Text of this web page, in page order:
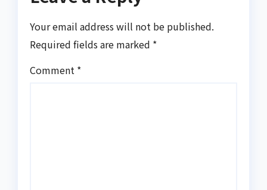
Your email address will not be published.
Required fields are marked *
Comment *